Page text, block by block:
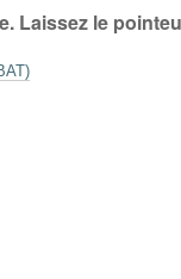
Laissez le